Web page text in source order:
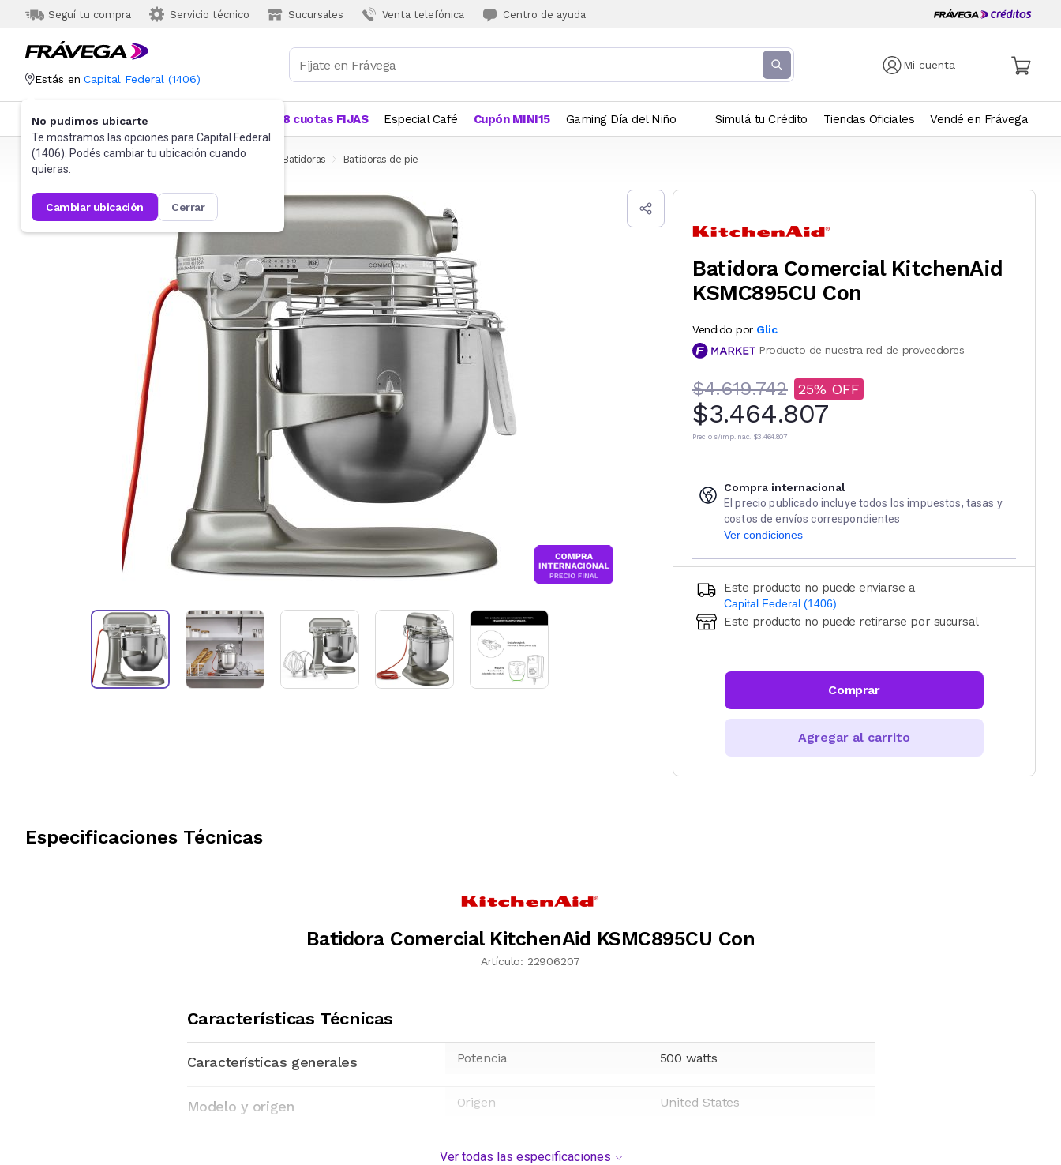
Seguí tu compra Servicio técnico Sucursales Venta telefónica Centro de ayuda
Mi cuenta
Estás en Capital Federal (1406)
No pudimos ubicarte
Te mostramos las opciones para Capital Federal
(1406). Podés cambiar tu ubicación cuando
quieras.
cambiar ubicación cerrar
Categorías Más Vendidos 18 cuotas FIJAS Especial Café Cupón MINI15 Gaming Día del Niño Simulá tu Crédito Tiendas Oficiales Vendé en Frávega
Frávega Pequeños Electrodomésticos Cocina Batidoras Batidoras de pie
Batidora Comercial KitchenAid
KSMC895CU Con
Vendido por Glic
Producto de nuestra red de proveedores
$4.619.742 25
$3.464.807
Precio s/imp. nac. $3.464.807
Compra internacional
El precio publicado incluye todos los impuestos, tasas y
costos de envíos correspondientes
Ver condiciones
Este producto no puede enviarse a
Capital Federal (1406)
Ingresá código postal (sólo números)
CALCULAR
Este producto no puede retirarse por sucursal
Comprar
Agregar al carrito
Especificaciones Técnicas
Batidora Comercial KitchenAid KSMC895CU Con
Artículo: 22906207
Características Técnicas
Características generales Potencia 500 watts
Modelo y origen Origen United States
Ver todas las especificaciones